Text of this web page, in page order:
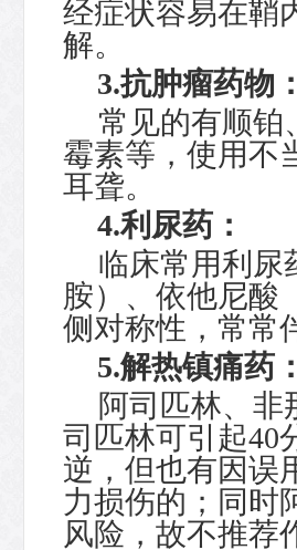
经症状容易在鞘
解。
3.抗肿瘤药物：
常见的有顺铂
霉素等，使用不
耳聋。
4.利尿药：
临床常用利尿
胺）、依他尼酸
侧对称性，常常
5.解热镇痛药：
阿司匹林、非
司匹林可引起40
逆，但也有因误
力损伤的；同时
风险，故不推荐